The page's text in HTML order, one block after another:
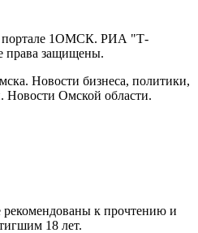
портале 1ОМСК. РИА "Т-
защищены.
Новости бизнеса, политики,
Новости Омской области.
рекомендованы к прочтению и
18 лет.